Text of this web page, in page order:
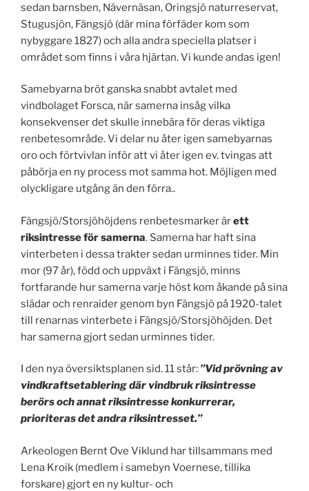
sedan barnsben, Nävernäsan, Oringsjö naturreservat,
Stugusjön, Fängsjö (där mina förfäder kom som
nybyggare 1827) och alla andra speciella platser i
området som finns i våra hjärtan. Vi kunde andas igen!
Samebyarna bröt ganska snabbt avtalet med
vindbolaget Forsca, när samerna insåg vilka
konsekvenser det skulle innebära för deras viktiga
renbetesområde. Vi delar nu åter igen samebyarnas
oro och förtvivlan inför att vi åter igen ev. tvingas att
påbörja en ny process mot samma hot. Möjligen med
olyckligare utgång än den förra..
Fängsjö/Storsjöhöjdens renbetesmarker ärett
riksintresse för samerna. Samerna har haft sina
vinterbeten i dessa trakter sedan urminnes tider. Min
mor (97 år), född och uppväxt i Fängsjö, minns
fortfarande hur samerna varje höst kom åkande på sina
slädar och renraider genom byn Fängsjö på 1920-talet
till renarnas vinterbete i Fängsjö/Storsjöhöjden. Det
har samerna gjort sedan urminnes tider.
I den nya översiktsplanen sid. 11 står: ”Vid prövning av
vindkraftsetablering där vindbruk riksintresse
berörs och annat riksintresse konkurrerar,
prioriteras det andra riksintresset.”
Arkeologen Bernt Ove Viklund har tillsammans med
Lena Kroik (medlem i samebyn Voernese, tillika
forskare) gjort en ny kultur- och